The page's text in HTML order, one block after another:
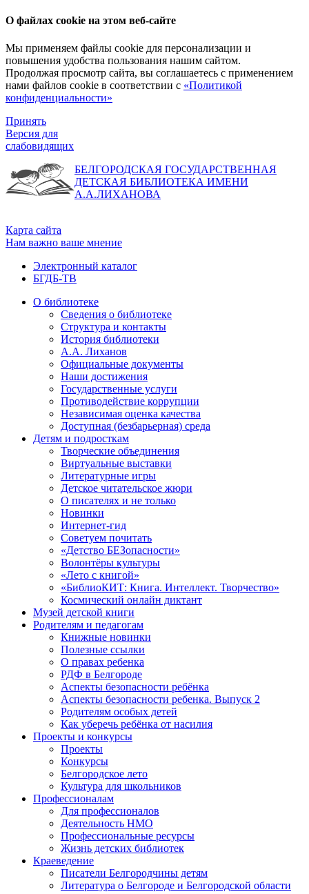
О файлах cookie на этом веб-сайте
Мы применяем файлы cookie для персонализации и
повышения удобства пользования нашим сайтом.
Продолжая просмотр сайта, вы соглашаетесь с применением
нами файлов cookie в соответствии с «Политикой
конфиденциальности»
Принять
Версия для
слабовидящих
БЕЛГОРОДСКАЯ ГОСУДАРСТВЕННАЯ
ДЕТСКАЯ БИБЛИОТЕКА ИМЕНИ
А.А.ЛИХАНОВА
Карта сайта
Нам важно ваше мнение
Электронный каталог
БГДБ-ТВ
О библиотеке
Сведения о библиотеке
Структура и контакты
История библиотеки
А.А. Лиханов
Официальные документы
Наши достижения
Государственные услуги
Противодействие коррупции
Независимая оценка качества
Доступная (безбарьерная) среда
Детям и подросткам
Творческие объединения
Виртуальные выставки
Литературные игры
Детское читательское жюри
О писателях и не только
Новинки
Интернет-гид
Советуем почитать
«Детство БЕЗопасности»
Волонтёры культуры
«Лето с книгой»
«БиблиоКИТ: Книга. Интеллект. Творчество»
Космический онлайн диктант
Музей детской книги
Родителям и педагогам
Книжные новинки
Полезные ссылки
О правах ребенка
РДФ в Белгороде
Аспекты безопасности ребёнка
Аспекты безопасности ребенка. Выпуск 2
Родителям особых детей
Как уберечь ребёнка от насилия
Проекты и конкурсы
Проекты
Конкурсы
Белгородское лето
Культура для школьников
Профессионалам
Для профессионалов
Деятельность НМО
Профессиональные ресурсы
Жизнь детских библиотек
Краеведение
Писатели Белгородчины детям
Литература о Белгороде и Белгородской области